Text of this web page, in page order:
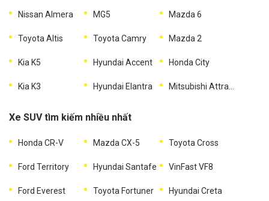
Nissan Almera MG5 Mazda 6
Toyota Altis Toyota Camry Mazda 2
Kia K5 Hyundai Accent Honda City
Kia K3 Hyundai Elantra Mitsubishi Attrage
Xe SUV tìm kiếm nhiều nhất
Honda CR-V Mazda CX-5 Toyota Cross
Ford Territory Hyundai Santafe VinFast VF8
Ford Everest Toyota Fortuner Hyundai Creta